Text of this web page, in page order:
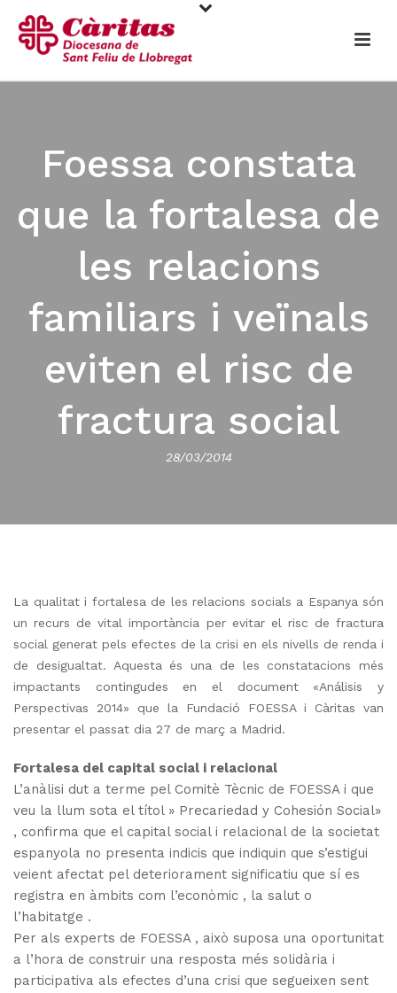
Foessa constata
que la fortalesa de
les relacions
familiars i veïnals
eviten el risc de
fractura social
28/03/2014
La qualitat i fortalesa de les relacions socials a Espanya són
un recurs de vital importància per evitar el risc de fractura
social generat pels efectes de la crisi en els nivells de renda i
de desigualtat. Aquesta és una de les constatacions més
impactants contingudes en el document «Análisis y
Perspectivas 2014» que la Fundació FOESSA i Càritas van
presentar el passat dia 27 de març a Madrid.
Fortalesa del capital social i relacional
L’anàlisi dut a terme pel Comitè Tècnic de FOESSA i que
veu la llum sota el títol » Precariedad y Cohesión Social»
, confirma que el capital social i relacional de la societat
espanyola no presenta indicis que indiquin que s’estigui
veient afectat pel deteriorament significatiu que sí es
registra en àmbits com l’econòmic , la salut o
l’habitatge .
Per als experts de FOESSA , això suposa una oportunitat
a l’hora de construir una resposta més solidària i
participativa als efectes d’una crisi que segueixen sent